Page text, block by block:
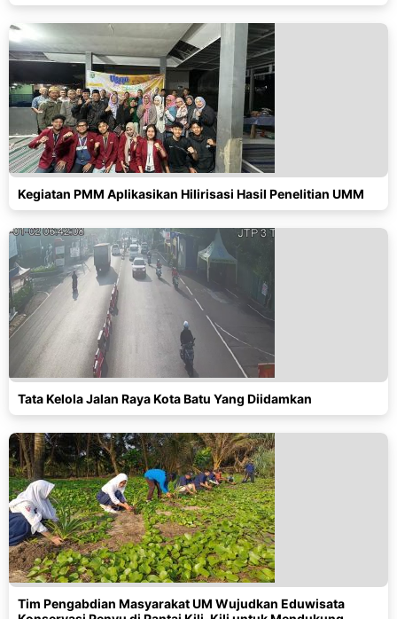
Kegiatan PMM Aplikasikan Hilirisasi Hasil Penelitian UMM
Tata Kelola Jalan Raya Kota Batu Yang Diidamkan
Tim Pengabdian Masyarakat UM Wujudkan Eduwisata